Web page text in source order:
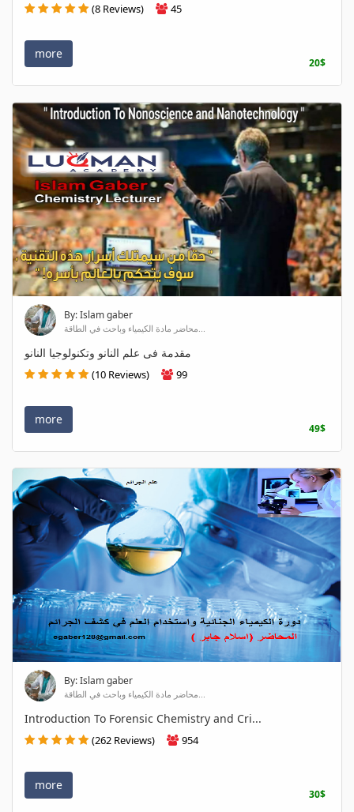
(8 Reviews) 45
more
20$
By: Islam gaber
محاضر مادة الكيمياء وباحث في الطاقة...
مقدمة فى علم النانو وتكنولوجيا النانو
(10 Reviews) 99
more
49$
By: Islam gaber
محاضر مادة الكيمياء وباحث في الطاقة...
Introduction To Forensic Chemistry and Cri...
(262 Reviews) 954
more
30$